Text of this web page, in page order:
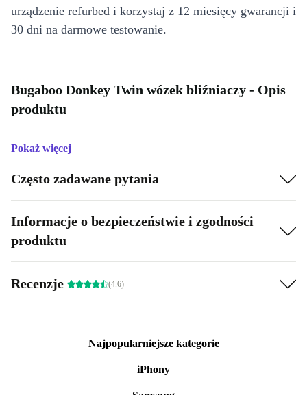
urządzenie refurbed i korzystaj z 12 miesięcy gwarancji i
30 dni na darmowe testowanie.
Bugaboo Donkey Twin wózek bliźniaczy - Opis
produktu
Pokaż więcej
Często zadawane pytania
Informacje o bezpieczeństwie i zgodności
produktu
Recenzje (4.6)
Najpopularniejsze kategorie
iPhony